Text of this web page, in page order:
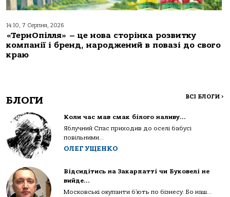
14:10, 7 Серпня, 2026
«ТернОпілля» – це нова сторінка розвитку
компанії і бренд, народжений в повазі до свого
краю
БЛОГИ ВСІ БЛОГИ >
Коли час мав смак білого наливу…
Яблучний Спас приходив до оселі бабусі
повільними...
ОЛЕГ УЩЕНКО
Відсидітись на Закарпатті чи Буковелі не
вийде…
Московські окупанти б’ють по бізнесу. Бо наш...